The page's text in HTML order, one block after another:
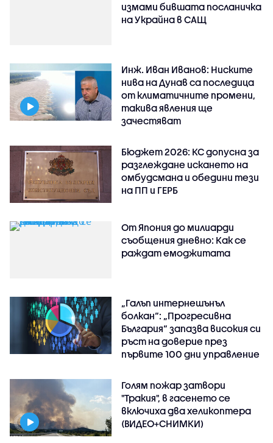
измами бившата посланичка
на Украйна в САЩ
Инж. Иван Иванов: Ниските
нива на Дунав са последица
от климатичните промени,
такива явления ще
зачестяват
Бюджет 2026: КС допусна за
разглеждане искането на
омбудсмана и обедини тези
на ПП и ГЕРБ
От Япония до милиарди
съобщения дневно: Как се
раждат емоджитата
„Галъп интернешънъл
болкан“: „Прогресивна
България“ запазва високия си
ръст на доверие през
първите 100 дни управление
Голям пожар затвори
"Тракия", в гасенето се
включиха два хеликоптера
(ВИДЕО+СНИМКИ)